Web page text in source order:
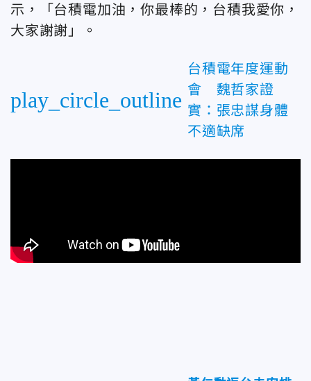
示，「台積電加油，你最棒的，台積我愛你，
大家謝謝」。
play_circle_outline
台積電年度運動
會 魏哲家證
實：張忠謀身體
不適缺席